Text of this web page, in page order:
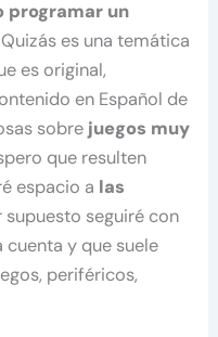
programar un
es una temática
es original,
en Español de
sobre juegos muy
que resulten
espacio a las
supuesto seguiré con
y que suele
periféricos,